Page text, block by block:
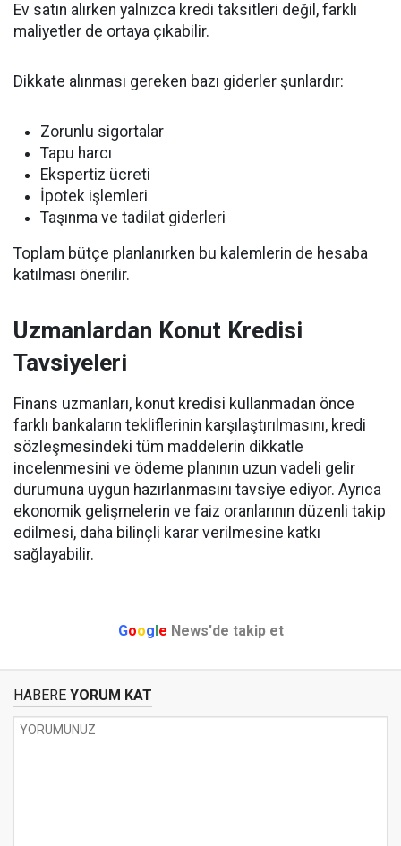
Ev satın alırken yalnızca kredi taksitleri değil, farklı
maliyetler de ortaya çıkabilir.
Dikkate alınması gereken bazı giderler şunlardır:
Zorunlu sigortalar
Tapu harcı
Ekspertiz ücreti
İpotek işlemleri
Taşınma ve tadilat giderleri
Toplam bütçe planlanırken bu kalemlerin de hesaba
katılması önerilir.
Uzmanlardan Konut Kredisi
Tavsiyeleri
Finans uzmanları, konut kredisi kullanmadan önce
farklı bankaların tekliflerinin karşılaştırılmasını, kredi
sözleşmesindeki tüm maddelerin dikkatle
incelenmesini ve ödeme planının uzun vadeli gelir
durumuna uygun hazırlanmasını tavsiye ediyor. Ayrıca
ekonomik gelişmelerin ve faiz oranlarının düzenli takip
edilmesi, daha bilinçli karar verilmesine katkı
sağlayabilir.
Google News'de takip et
HABERE YORUM KAT